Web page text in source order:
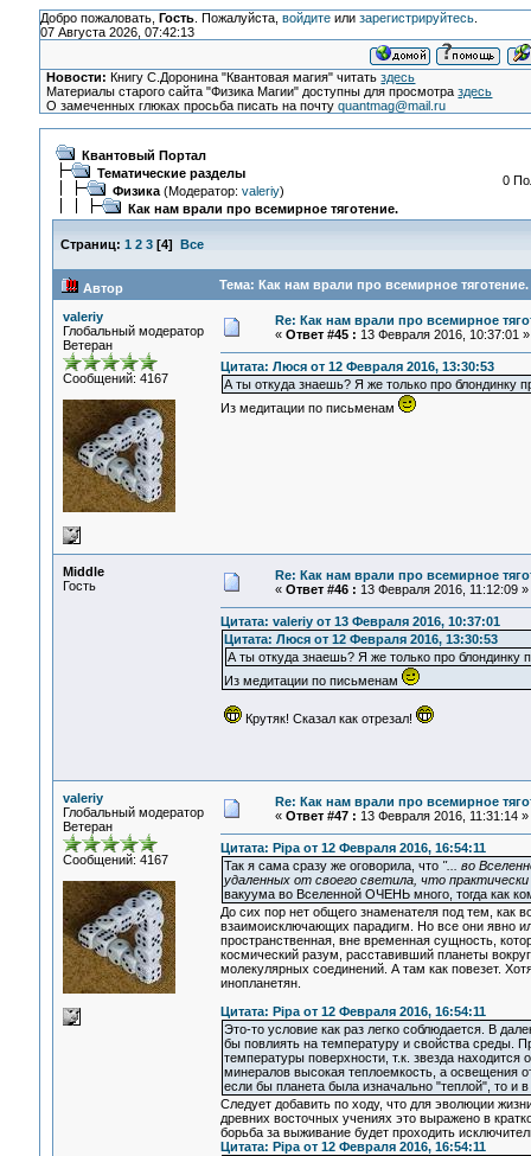
Добро пожаловать, Гость. Пожалуйста, войдитеили зарегистрируйтесь.
07 Августа 2026, 07:42:13
Новости: Книгу С.Доронина "Квантовая магия" читатьздесь
Материалы старого сайта "Физика Магии" доступны для просмотраздесь
О замеченных глюках просьба писать на почтуquantmag@mail.ru
Квантовый Портал
Тематические разделы
Физика(Модератор: valeriy)
Как нам врали про всемирное тяготение.
0
Страниц: 1 2 3[4] Все
Автор Тема: Как нам врали про всемирное
valeriy
Глобальный модератор
Ветеран
Сообщений: 4167
Re: Как нам врали про всемирное
« Ответ #45 : 13 Февраля 2016, 10:37:01 »
Цитата: Люся от 12 Февраля 2016, 13:30:53
А ты откуда знаешь? Я же только про блондинку
Из медитации по письменам
Middle
Гость
Re: Как нам врали про всемирное
« Ответ #46 : 13 Февраля 2016, 11:12:09 »
Цитата: valeriy от 13 Февраля 2016, 10:37:01
Цитата: Люся от 12 Февраля 2016, 13:30:53
А ты откуда знаешь? Я же только про блондинку
Из медитации по письменам
Крутяк! Сказал как отрезал!
valeriy
Глобальный модератор
Ветеран
Сообщений: 4167
Re: Как нам врали про всемирное
« Ответ #47 : 13 Февраля 2016, 11:31:14 »
Цитата: Pipa от 12 Февраля 2016, 16:54:11
Так я сама сразу же оговорила, что "... во
удаленных от своего светила, что
вакуума во Вселенной ОЧЕНЬ много, тогда как
До сих пор нет общего знаменателя под тем, как
взаимоисключающих парадигм. Но все они явно
пространственная, вне временная сущность,
космический разум, расставивший планеты
молекулярных соединений. А там как повезет.
инопланетян.
Цитата: Pipa от 12 Февраля 2016, 16:54:11
Это-то условие как раз легко соблюдается. В
бы повлиять на температуру и свойства среды.
температуры поверхности, т.к. звезда
минералов высокая теплоемкость, а освещения
если бы планета была изначально "теплой", то и
Следует добавить по ходу, что для эволюции
древних восточных учениях это выражено в
борьба за выживание будет проходить
Цитата: Pipa от 12 Февраля 2016, 16:54:11